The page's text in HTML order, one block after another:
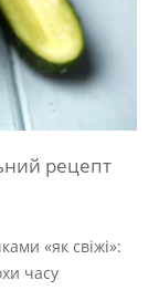
рецепт
«як свіжі»:
часу